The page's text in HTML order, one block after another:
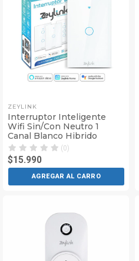
ZEYLINK
Interruptor Inteligente
Wifi Sin/Con Neutro 1
Canal Blanco Hibrido
(0)
$15.990
AGREGAR AL CARRO